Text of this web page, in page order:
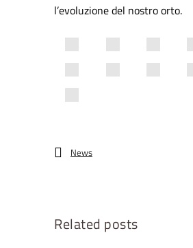
l’evoluzione del nostro orto.
News
Related posts